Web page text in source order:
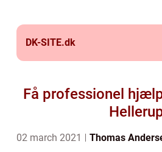
DK-SITE.dk
Få professionel
02 march 2021 Thomas